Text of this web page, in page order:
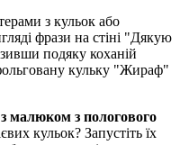
з кульок або
фрази на стіні "Дякую
подяку коханій
кульку "Жираф"
з малюком з пологового
кульок? Запустіть їх